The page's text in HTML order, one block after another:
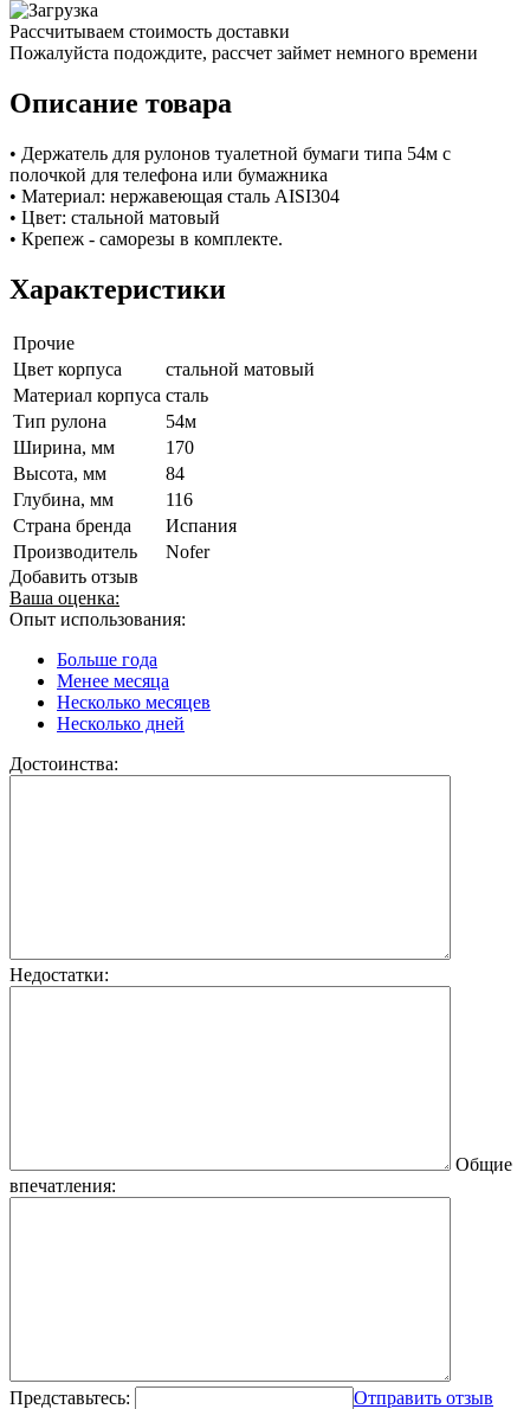
Рассчитываем стоимость доставки
Пожалуйста подождите, рассчет займет немного времени
Описание товара
• Держатель для рулонов туалетной бумаги типа 54м с
полочкой для телефона или бумажника
• Материал: нержавеющая сталь AISI304
• Цвет: стальной матовый
• Крепеж - саморезы в комплекте.
Характеристики
Прочие
Цвет корпуса
стальной матовый
Материал корпуса сталь
Тип рулона
54м
Ширина, мм
170
Высота, мм
84
Глубина, мм
116
Страна бренда
Испания
Производитель
Nofer
Добавить отзыв
Ваша оценка:
Опыт использования:
Больше года
Менее месяца
Несколько месяцев
Несколько дней
Достоинства:
Недостатки:
Общие
впечатления:
Представьтесь: Отправить отзыв